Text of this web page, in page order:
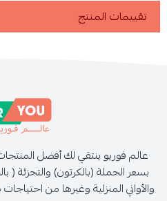
تقييمات المنتج
عالم فوريو ينتقي لك أفضل
بسعر الجملة (بالكرتون) والتجزئة (
والأواني المنزلية وغيرها من